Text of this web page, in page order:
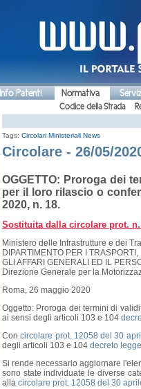
Info Patenti Normativa
Codice della Strada
Tags: Circolari Ministeriali News
Circolare - 26/05/
OGGETTO: Proroga dei
per il loro rilascio o
2020, n. 18.
Sostituita dalla circolare prot. n.
Ministero delle Infrastrutture e dei
DIPARTIMENTO PER I
GLI AFFARI GENERALI ED IL
Direzione Generale per la
Roma, 26 maggio 2020
Oggetto: Proroga dei termini di
ai sensi degli articoli 103 e 104
Concircolare prot. 12058 del 30
degli articoli 103 e 104 decreto
Si rende necessario aggiornare
sono state individuate le diverse
alla circolare prot. 12058 del 30